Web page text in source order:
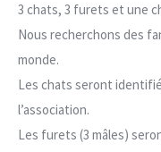
3 chats, 3 furets et une
Nous recherchons des
monde.
Les chats seront
l’association.
Les furets (3 mâles)